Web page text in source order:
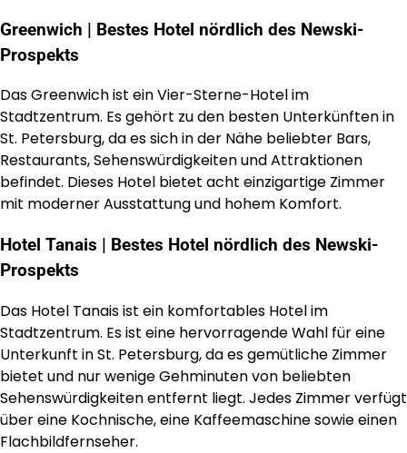
Greenwich | Bestes Hotel nördlich des Newski-
Prospekts
Das Greenwich ist ein Vier-Sterne-Hotel im
Stadtzentrum. Es gehört zu den besten Unterkünften in
St. Petersburg, da es sich in der Nähe beliebter Bars,
Restaurants, Sehenswürdigkeiten und Attraktionen
befindet. Dieses Hotel bietet acht einzigartige Zimmer
mit moderner Ausstattung und hohem Komfort.
Hotel Tanais | Bestes Hotel nördlich des Newski-
Prospekts
Das Hotel Tanais ist ein komfortables Hotel im
Stadtzentrum. Es ist eine hervorragende Wahl für eine
Unterkunft in St. Petersburg, da es gemütliche Zimmer
bietet und nur wenige Gehminuten von beliebten
Sehenswürdigkeiten entfernt liegt. Jedes Zimmer verfügt
über eine Kochnische, eine Kaffeemaschine sowie einen
Flachbildfernseher.